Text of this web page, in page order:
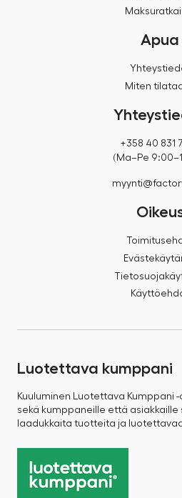
Apua
Miten
+358 40 831
(Ma–Pe
Luotettava kumppani
Kuuluminen Luotettava Kumppani
sekä kumppaneille että
laadukkaita tuotteita ja